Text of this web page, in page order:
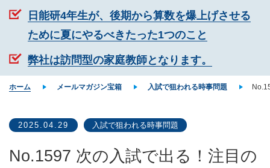
日能研4年生が、後期から算数を爆上げさせる
ために夏にやるべきたった1つのこと
弊社は訪問型の家庭教師となります。
ホーム メールマガジン宝箱 入試で狙われる時事問題
2025.04.29 入試で狙われる時事問題
No.1597 次の入試で出る！注目の